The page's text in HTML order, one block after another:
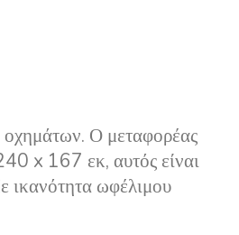
Ο μεταφορέας
x 167 εκ, αυτός είναι
ωφέλιμου